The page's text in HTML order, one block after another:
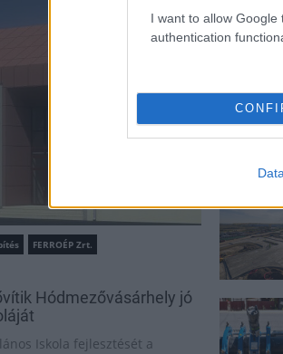
I want to allow
authentication
FERROÉP Zrt.
Hódmezővásárhely jó
Iskola fejlesztését a